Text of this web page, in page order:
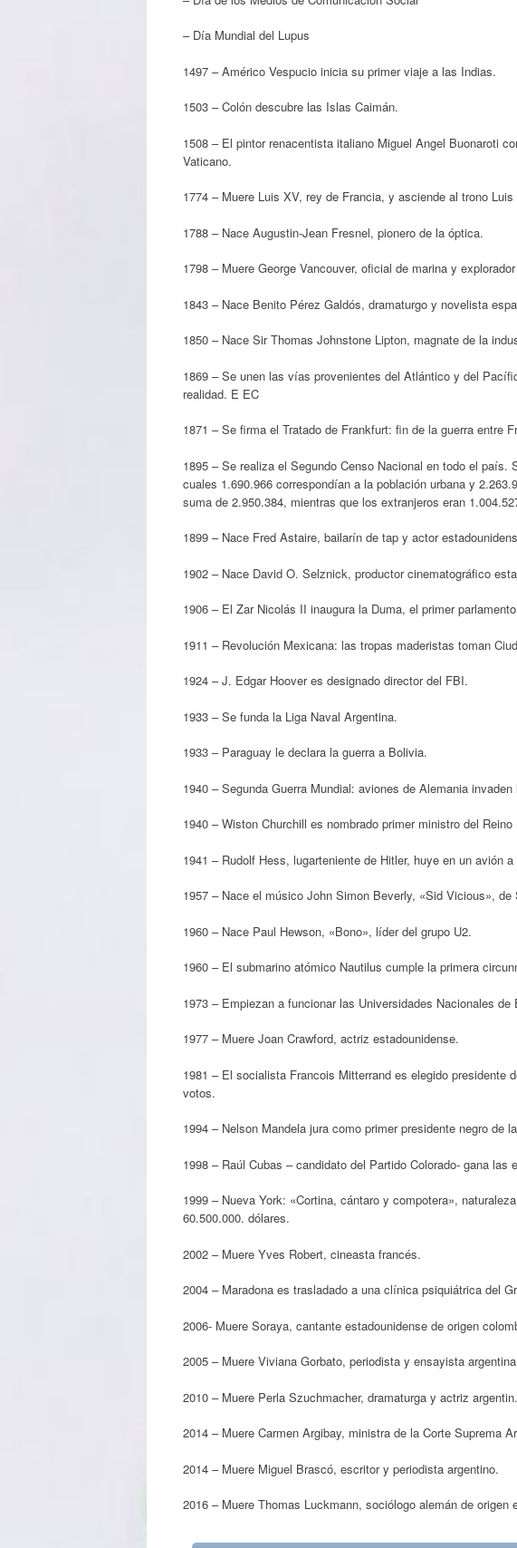
– Día Mundial del Lupus
1497 – Américo Vespucio inicia su primer viaje a las Indias.
1503 – Colón descubre las Islas Caimán.
1508 – El pintor renacentista italiano Miguel Angel Buonaroti
Vaticano.
1774 – Muere Luis XV, rey de Francia, y asciende al trono
1788 – Nace Augustin-Jean Fresnel, pionero de la óptica.
1798 – Muere George Vancouver, oficial de marina y
1843 – Nace Benito Pérez Galdós, dramaturgo y novelista
1850 – Nace Sir Thomas Johnstone Lipton, magnate de la
1869 – Se unen las vías provenientes del Atlántico y del
realidad. E EC
1871 – Se firma el Tratado de Frankfurt: fin de la guerra entre
1895 – Se realiza el Segundo Censo Nacional en todo el
cuales 1.690.966 correspondían a la población urbana y
suma de 2.950.384, mientras que los extranjeros eran
1899 – Nace Fred Astaire, bailarín de tap y actor
1902 – Nace David O. Selznick, productor cinematográfico
1906 – El Zar Nicolás II inaugura la Duma, el primer
1911 – Revolución Mexicana: las tropas maderistas toman
1924 – J. Edgar Hoover es designado director del FBI.
1933 – Se funda la Liga Naval Argentina.
1933 – Paraguay le declara la guerra a Bolivia.
1940 – Segunda Guerra Mundial: aviones de Alemania
1940 – Wiston Churchill es nombrado primer ministro del Reino
1941 – Rudolf Hess, lugarteniente de Hitler, huye en un avión
1957 – Nace el músico John Simon Beverly, «Sid Vicious»,
1960 – Nace Paul Hewson, «Bono», líder del grupo U2.
1960 – El submarino atómico Nautilus cumple la primera
1973 – Empiezan a funcionar las Universidades Nacionales
1977 – Muere Joan Crawford, actriz estadounidense.
1981 – El socialista Francois Mitterrand es elegido presidente
votos.
1994 – Nelson Mandela jura como primer presidente negro de
1998 – Raúl Cubas – candidato del Partido Colorado- gana las
1999 – Nueva York: «Cortina, cántaro y compotera»,
60.500.000. dólares.
2002 – Muere Yves Robert, cineasta francés.
2004 – Maradona es trasladado a una clínica psiquiátrica del
2006- Muere Soraya, cantante estadounidense de origen
2005 – Muere Viviana Gorbato, periodista y ensayista
2010 – Muere Perla Szuchmacher, dramaturga y actriz argentin.
2014 – Muere Carmen Argibay, ministra de la Corte Suprema
2014 – Muere Miguel Brascó, escritor y periodista argentino.
2016 – Muere Thomas Luckmann, sociólogo alemán de origen